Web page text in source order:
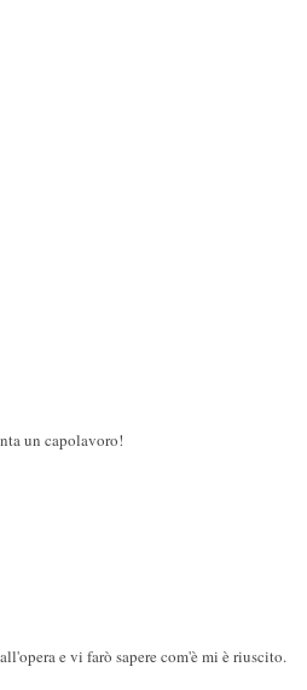
un capolavoro!
e vi farò sapere com'è mi è riuscito.